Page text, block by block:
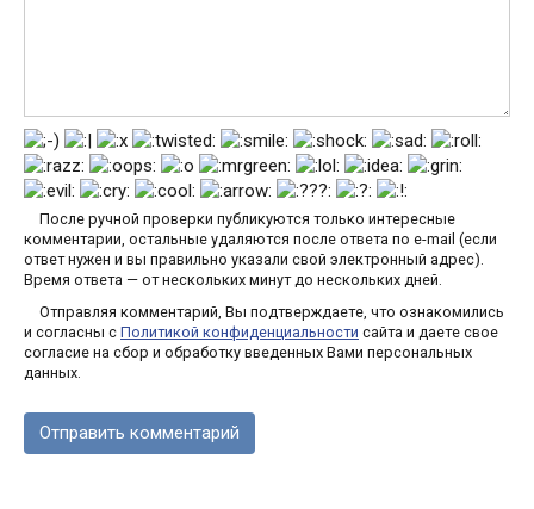
После ручной проверки публикуются только интересные
комментарии, остальные удаляются после ответа по e-mail (если
ответ нужен и вы правильно указали свой электронный адрес).
Время ответа — от нескольких минут до нескольких дней.
Отправляя комментарий, Вы подтверждаете, что ознакомились
и согласны с Политикой конфиденциальности сайта и даете свое
согласие на сбор и обработку введенных Вами персональных
данных.